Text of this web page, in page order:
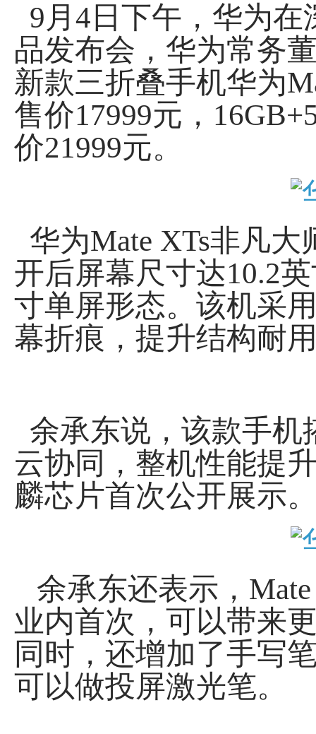
9月4日下午，华为在
品发布会，华为常务
新款三折叠手机华为
售价17999元，
价21999元。
华为Mate XTs非凡
开后屏幕尺寸达10.2
寸单屏形态。该机采
幕折痕，提升结构耐
余承东说，该款手机
云协同，整机性能提
麟芯片首次公开展示
余承东还表示，
业内首次，可以带来
同时，还增加了手写
可以做投屏激光笔。